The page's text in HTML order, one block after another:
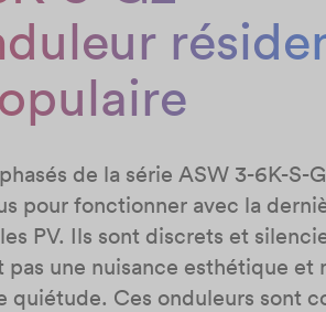
de la série ASW 3-6K-S-
pour fonctionner avec la
PV. Ils sont discrets et
pas une nuisance esthétique et
quiétude. Ces onduleurs sont